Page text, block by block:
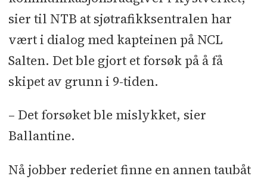
sier til NTB at sjøtrafikksentralen har
vært i dialog med kapteinen på NCL
Salten. Det ble gjort et forsøk på å få
skipet av grunn i 9-tiden.
– Det forsøket ble mislykket, sier
Ballantine.
Nå jobber rederiet finne en annen taubåt